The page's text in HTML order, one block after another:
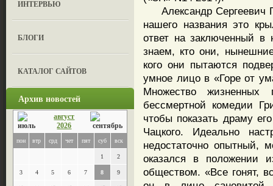
ИНТЕРВЬЮ
БЛОГИ
КАТАЛОГ САЙТОВ
Архив новостей
август
2026
пон втр срд чет пят суб вск
1 2
3 4 5 6 7 8 9
Александр Сергеевич
нашего названия это
ответ на заключенный
знаем, кто они,
кого они пытаются
умное лицо в «Горе от
Множество
бессмертной комедии
чтобы показать драму
Чацкого. Идеально
недостаточно опытный,
оказался в положении
обществом. «Все гонят,